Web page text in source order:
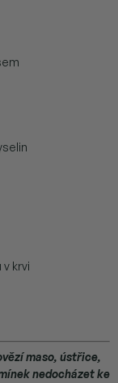
krvi
maso, ústřice,
nedocházet ke